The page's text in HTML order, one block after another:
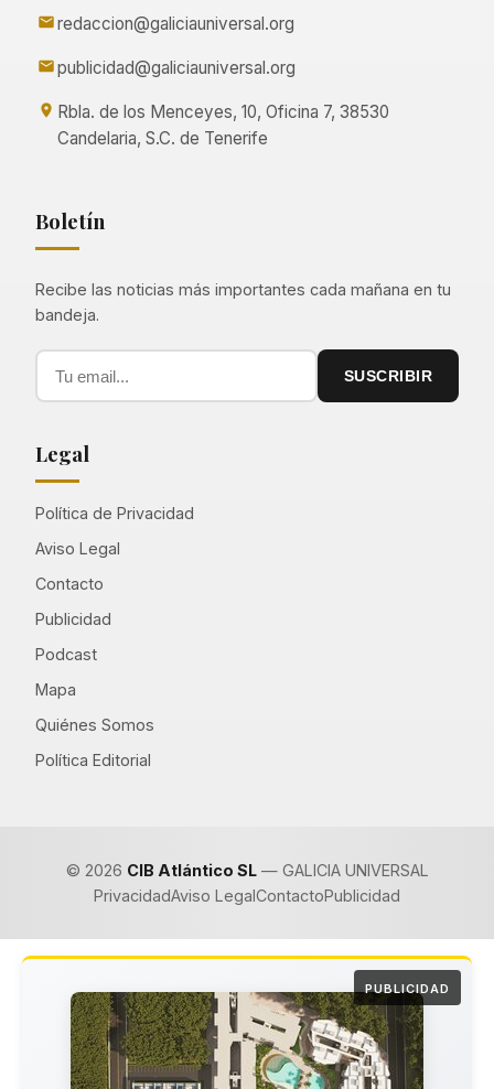
redaccion@galiciauniversal.org
publicidad@galiciauniversal.org
Rbla. de los Menceyes, 10, Oficina 7, 38530
Candelaria, S.C. de Tenerife
Boletín
Recibe las noticias más importantes cada mañana en tu
bandeja.
SUSCRIBIR
Legal
Política de Privacidad
Aviso Legal
Contacto
Publicidad
Podcast
Mapa
Quiénes Somos
Política Editorial
© 2026 CIB Atlántico SL— GALICIA UNIVERSAL
PrivacidadAviso Legal ContactoPublicidad
PUBLICIDAD